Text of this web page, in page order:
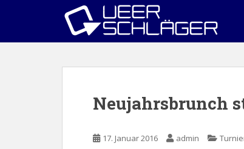
Neujahrsbrunch
17. Januar 2016 admin